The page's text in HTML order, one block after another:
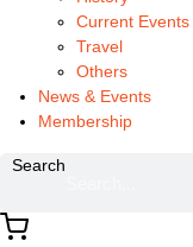
Current Events
Travel
Others
News & Events
Membership
Search